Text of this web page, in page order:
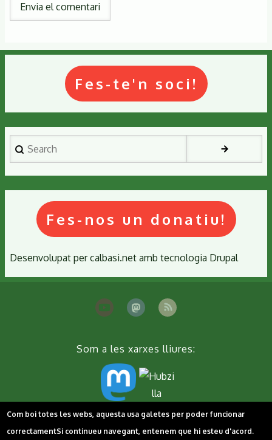
Fes-te'n soci!
Search
Fes-nos un donatiu!
Desenvolupat percalbasi.net amb tecnologia Drupal
Som a les xarxes lliures:
Cookies Política de privacitat
Com boi totes les webs, aquesta usa galetes per poder funcionar
correctamentSi continueu navegant, entenem que hi esteu d'acord.